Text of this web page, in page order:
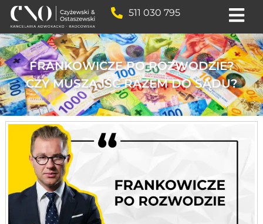
511 030 795
FRANKOWICZE PO ROZWODZIE?
CZY MUSZĄ IŚĆ RAZEM DO SĄDU?